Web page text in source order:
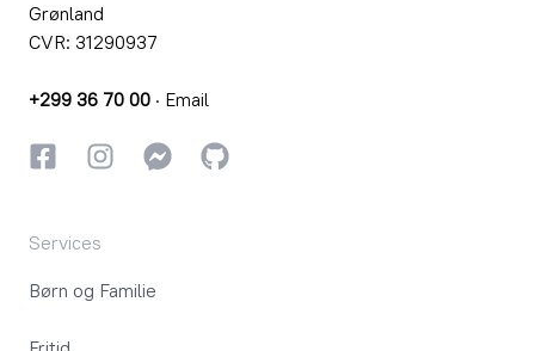
Grønland
CVR: 31290937
+299 36 70 00 · Email
FacebookInstagramInstagram
GitHub
Services
Børn og Familie